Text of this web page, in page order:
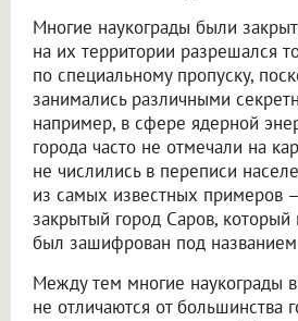
Многие наукограды были
на их территории разрешался
по специальному пропуску,
занимались различными
например, в сфере ядерной
города часто не отмечали на
не числились в переписи
из самых известных примеров
закрытый город Саров, который
был зашифрован под
Между тем многие наукограды
не отличаются от большинства